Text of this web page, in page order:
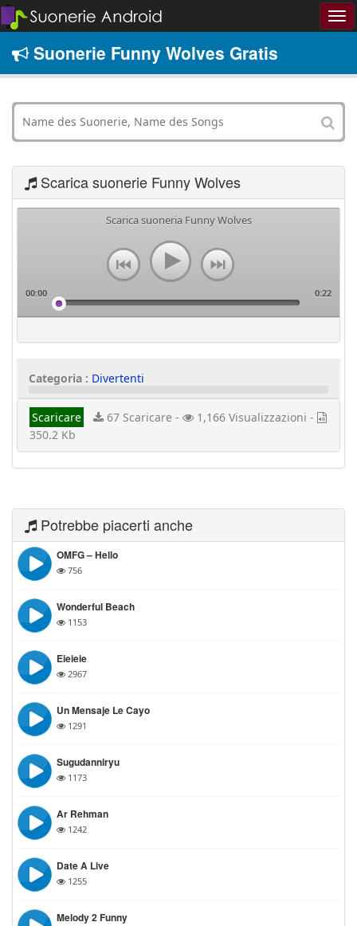
Suonerie Funny Wolves Gratis
Scarica suonerie Funny Wolves
Scarica suoneria Funny Wolves
00:00 0:22
Categoria : Divertenti
Scaricare 67 Scaricare -
1,166 Visualizzazioni -
350.2 Kb
Potrebbe piacerti anche
OMFG – Hello
756
Wonderful Beach
1153
Eieieie
2967
Un Mensaje Le Cayo
1291
Sugudanniryu
1173
Ar Rehman
1242
Date A Live
1255
Melody 2 Funny